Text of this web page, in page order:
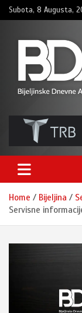
Skip
to
Subota, 8 Augusta,
Home Bijeljina
Servisne